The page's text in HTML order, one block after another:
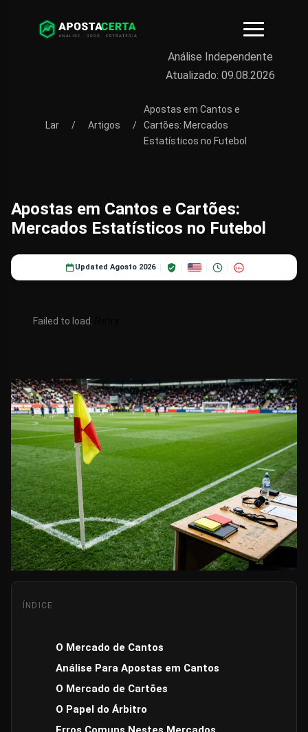
Análise Independente
Atualizado: 09.08.2026
Lar / Artigos /
Apostas em Cantos e
Cartões: Mercados
Estatísticos no Futebol
Apostas em Cantos e Cartões:
Mercados Estatísticos no Futebol
Updated Agosto 2026 18+
Failed to load.
ÍNDICE
O Mercado de Cantos
Análise Para Apostas em Cantos
O Mercado de Cartões
O Papel do Árbitro